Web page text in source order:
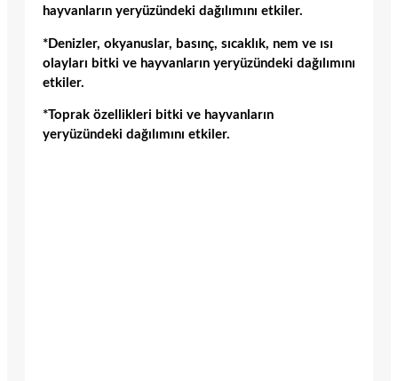
hayvanların yeryüzündeki dağılımını etkiler.
*Denizler, okyanuslar, basınç, sıcaklık, nem ve ısı
olayları bitki ve hayvanların yeryüzündeki dağılımını
etkiler.
*Toprak özellikleri bitki ve hayvanların
yeryüzündeki dağılımını etkiler.